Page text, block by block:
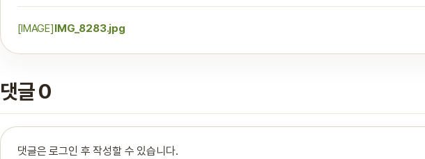
[IMAGE] IMG_8283.jpg
댓글 0
댓글은 로그인 후 작성할 수 있습니다.